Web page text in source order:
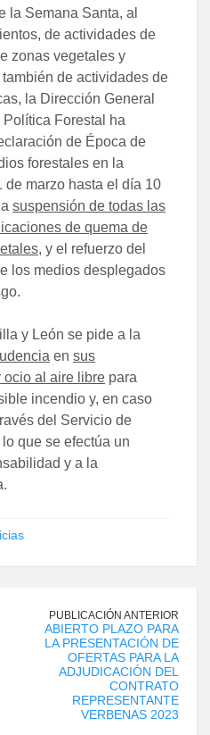
la Semana Santa, al
de actividades de
zonas vegetales y
de actividades de
la Dirección General
Forestal ha
de Época de
forestales en la
marzo hasta el día 10
suspensión de todas las
de quema de
, y el refuerzo del
los medios desplegados
y León se pide a la
en sus
ocio al aire libre para
incendio y, en caso
del Servicio de
que se efectúa un
y a la
PUBLICACIÓN ANTERIOR
ABIERTO PLAZO PARA
LA PRESENTACIÓN DE
OFERTAS PARA LA
ADJUDICACIÓN DEL
CONTRATO
REPRESENTANTE
VERBENAS 2023